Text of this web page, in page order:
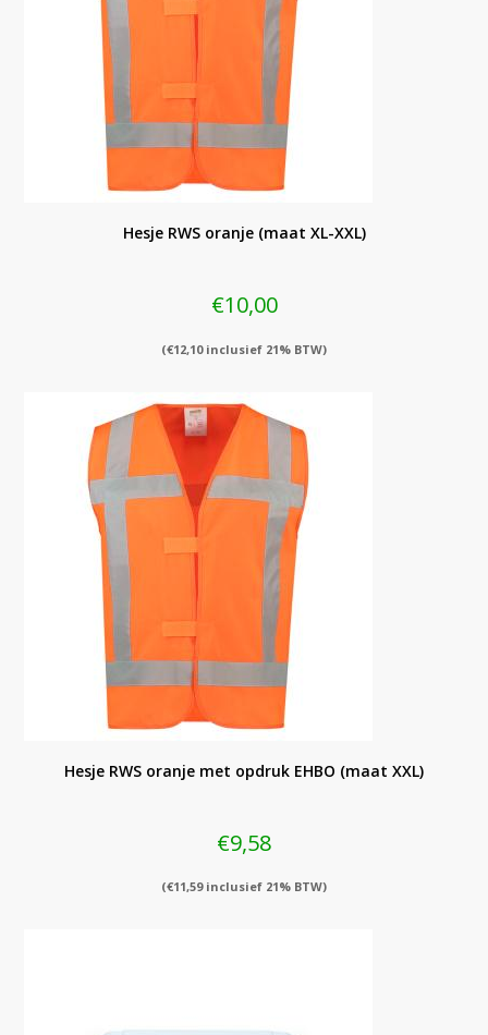
Hesje RWS oranje (maat XL-XXL)
€10,00
(€12,10inclusief 21% BTW)
Hesje RWS oranje met opdruk EHBO (maat XXL)
€9,58
(€11,59inclusief 21% BTW)